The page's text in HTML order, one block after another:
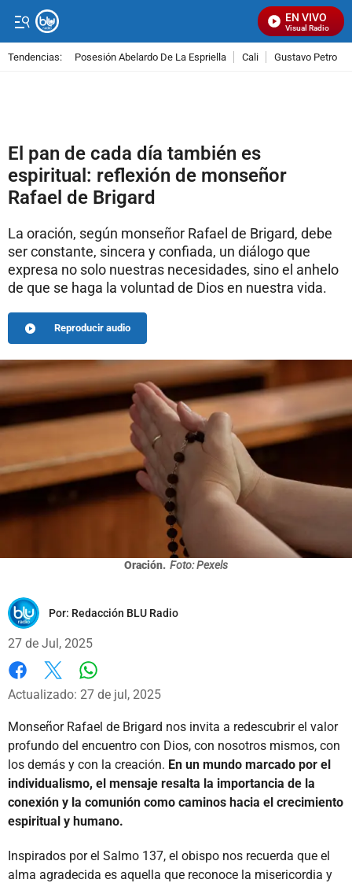
EN VIVO
Señal Visual Radio
Tendencias: Posesión Abelardo De La Espriella Cali Gustavo Petro
El pan de cada día también es
espiritual: reflexión de monseñor
Rafael de Brigard
La oración, según monseñor Rafael de Brigard, debe
ser constante, sincera y confiada, un diálogo que
expresa no solo nuestras necesidades, sino el anhelo
de que se haga la voluntad de Dios en nuestra vida.
Reproducir audio
Oración. Foto: Pexels
Por: Redacción BLU Radio
27 de Jul, 2025
Facebook
X
Actualizado: 27 de jul, 2025
Monseñor Rafael de Brigard nos invita a redescubrir el valor
profundo del encuentro con Dios, con nosotros mismos, con
los demás y con la creación. En un mundo marcado por el
individualismo, el mensaje resalta la importancia de la
conexión y la comunión como caminos hacia el crecimiento
espiritual y humano.
Inspirados por el Salmo 137, el obispo nos recuerda que el
alma agradecida es aquella que reconoce la misericordia y